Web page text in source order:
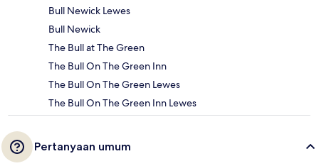
Bull Newick Lewes
Bull Newick
The Bull at The Green
The Bull On The Green Inn
The Bull On The Green Lewes
The Bull On The Green Inn Lewes
Pertanyaan umum